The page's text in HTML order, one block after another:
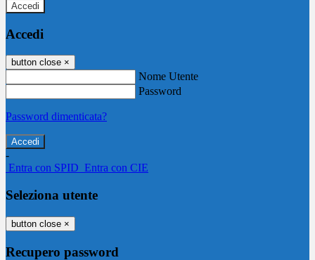
Accedi
Accedi
button close ×
Nome Utente
Password
Password dimenticata?
-
Entra con SPID Entra con CIE
Seleziona utente
button close ×
Recupero password